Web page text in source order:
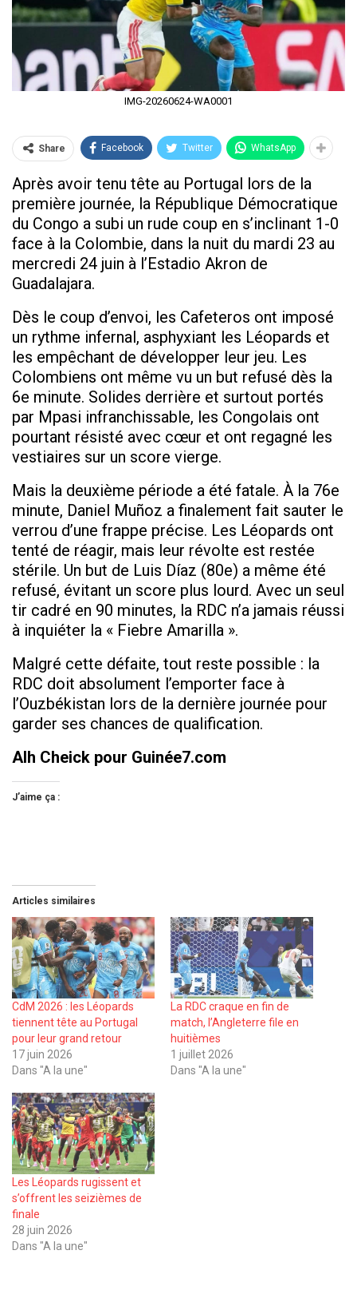
IMG-20260624-WA0001
Share Facebook Twitter WhatsApp
Après avoir tenu tête au Portugal lors de la
première journée, la République Démocratique
du Congo a subi un rude coup en s’inclinant 1-0
face à la Colombie, dans la nuit du mardi 23 au
mercredi 24 juin à l’Estadio Akron de
Guadalajara.
Dès le coup d’envoi, les Cafeteros ont imposé
un rythme infernal, asphyxiant les Léopards et
les empêchant de développer leur jeu. Les
Colombiens ont même vu un but refusé dès la
6e minute. Solides derrière et surtout portés
par Mpasi infranchissable, les Congolais ont
pourtant résisté avec cœur et ont regagné les
vestiaires sur un score vierge.
Mais la deuxième période a été fatale. À la 76e
minute, Daniel Muñoz a finalement fait sauter le
verrou d’une frappe précise. Les Léopards ont
tenté de réagir, mais leur révolte est restée
stérile. Un but de Luis Díaz (80e) a même été
refusé, évitant un score plus lourd. Avec un seul
tir cadré en 90 minutes, la RDC n’a jamais réussi
à inquiéter la « Fiebre Amarilla ».
Malgré cette défaite, tout reste possible : la
RDC doit absolument l’emporter face à
l’Ouzbékistan lors de la dernière journée pour
garder ses chances de qualification.
Alh Cheick pour Guinée7.com
J’aime ça :
Articles similaires
CdM 2026 : les Léopards
tiennent tête au Portugal
pour leur grand retour
17 juin 2026
Dans "A la une"
La RDC craque en fin de
match, l’Angleterre file en
huitièmes
1 juillet 2026
Dans "A la une"
Les Léopards rugissent et
s’offrent les seizièmes de
finale
28 juin 2026
Dans "A la une"